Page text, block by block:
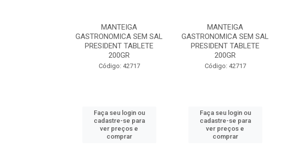
MANTEIGA
GASTRONOMICA SEM SAL
PRESIDENT TABLETE
200GR
Código: 42717
Faça seu login ou
cadastre-se para
ver preços e
comprar
MANTEIGA
GASTRONOMICA SEM SAL
PRESIDENT TABLETE
200GR
Código: 42717
Faça seu login ou
cadastre-se para
ver preços e
comprar